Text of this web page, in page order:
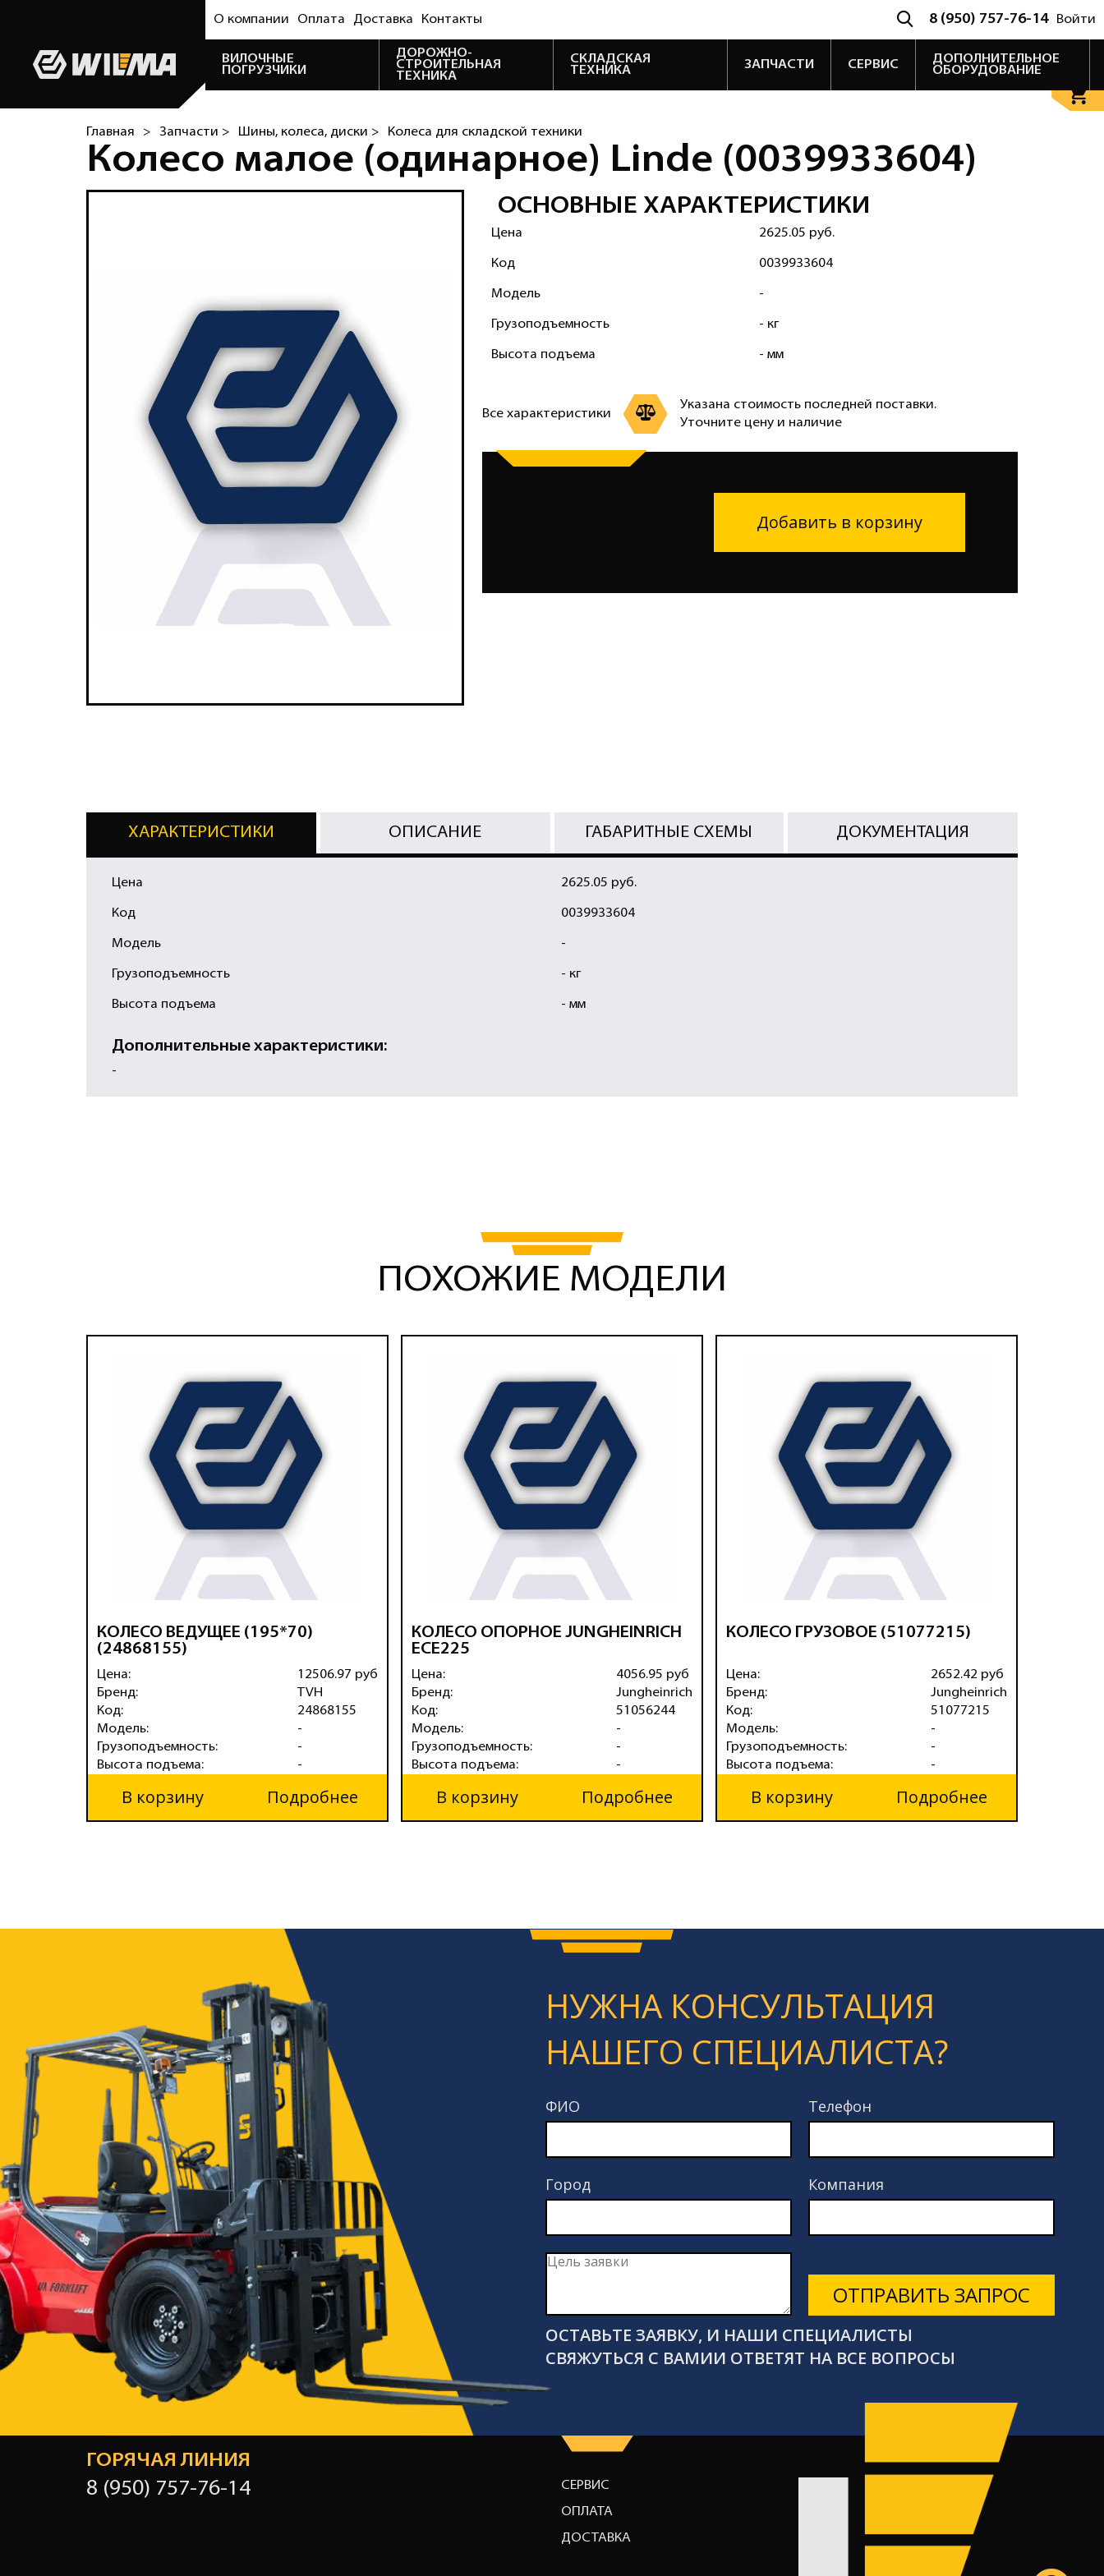
О компании Оплата Доставка Контакты 8 (950) 757-76-14 Войти
ВИЛОЧНЫЕ
ПОГРУЗЧИКИ
ДОРОЖНО-
СТРОИТЕЛЬНАЯ
ТЕХНИКА
СКЛАДСКАЯ
ТЕХНИКА
ЗАПЧАСТИ СЕРВИС
ДОПОЛНИТЕЛЬНОЕ
ОБОРУДОВАНИЕ
Главная > Запчасти > Шины, колеса, диски > Колеса для складской техники
Колесо малое (одинарное) Linde (0039933604)
ОСНОВНЫЕ ХАРАКТЕРИСТИКИ
Цена 2625.05 руб.
Код 0039933604
Модель -
Грузоподъемность - кг
Высота подъема - мм
Все характеристики
Указана стоимость последней поставки.
Уточните цену и наличие
Добавить в корзину
ХАРАКТЕРИСТИКИ ОПИСАНИЕ ГАБАРИТНЫЕ СХЕМЫ ДОКУМЕНТАЦИЯ
Цена 2625.05 руб.
Код 0039933604
Модель -
Грузоподъемность - кг
Высота подъема - мм
Дополнительные характеристики:
-
ПОХОЖИЕ МОДЕЛИ
КОЛЕСО ВЕДУЩЕЕ (195*70)
(24868155)
Цена:
Бренд:
Код:
Модель:
Грузоподъемность:
Высота подъема:
12506.97 руб
TVH
24868155
-
-
-
В корзину Подробнее
КОЛЕСО ОПОРНОЕ JUNGHEINRICH
ECE225
Цена:
Бренд:
Код:
Модель:
Грузоподъемность:
Высота подъема:
4056.95 руб
Jungheinrich
51056244
-
-
-
В корзину Подробнее
КОЛЕСО ГРУЗОВОЕ (51077215)
Цена:
Бренд:
Код:
Модель:
Грузоподъемность:
Высота подъема:
2652.42 руб
Jungheinrich
51077215
-
-
-
В корзину Подробнее
НУЖНА КОНСУЛЬТАЦИЯ
НАШЕГО СПЕЦИАЛИСТА?
ФИО Телефон
Город Компания
ОТПРАВИТЬ ЗАПРОС
ОСТАВЬТЕ ЗАЯВКУ, И НАШИ СПЕЦИАЛИСТЫ
СВЯЖУТЬСЯ С ВАМИИ ОТВЕТЯТ НА ВСЕ ВОПРОСЫ
ГОРЯЧАЯ ЛИНИЯ
8 (950) 757-76-14
СЕРВИС
ОПЛАТА
ДОСТАВКА